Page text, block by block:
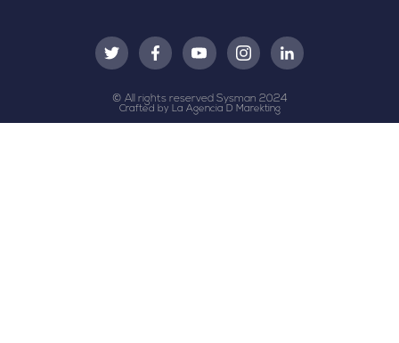
© All rights reserved Sysman 2024
Crafted by La Agencia D Marekting